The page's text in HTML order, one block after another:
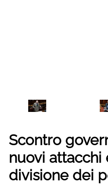
Scontro
nuovi attacchi
divisione dei